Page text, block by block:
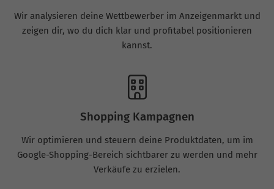
Wir analysieren deine Wettbewerber im Anzeigenmarkt und
zeigen dir, wo du dich klar und profitabel positionieren
kannst.
Shopping Kampagnen
Wir optimieren und steuern deine Produktdaten, um im
Google-Shopping-Bereich sichtbarer zu werden und mehr
Verkäufe zu erzielen.